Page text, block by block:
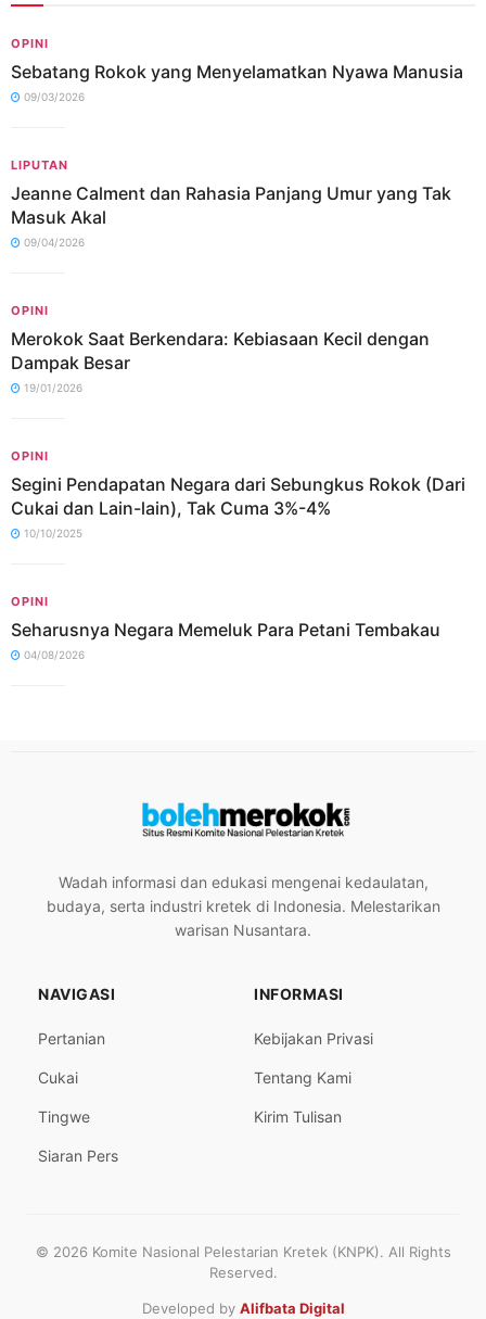
OPINI
Sebatang Rokok yang Menyelamatkan Nyawa Manusia
09/03/2026
LIPUTAN
Jeanne Calment dan Rahasia Panjang Umur yang Tak
Masuk Akal
09/04/2026
OPINI
Merokok Saat Berkendara: Kebiasaan Kecil dengan
Dampak Besar
19/01/2026
OPINI
Segini Pendapatan Negara dari Sebungkus Rokok (Dari
Cukai dan Lain-lain), Tak Cuma 3%-4%
10/10/2025
OPINI
Seharusnya Negara Memeluk Para Petani Tembakau
04/08/2026
Wadah informasi dan edukasi mengenai kedaulatan,
budaya, serta industri kretek di Indonesia. Melestarikan
warisan Nusantara.
NAVIGASI
Pertanian
Cukai
Tingwe
Siaran Pers
INFORMASI
Kebijakan Privasi
Tentang Kami
Kirim Tulisan
© 2026 Komite Nasional Pelestarian Kretek (KNPK). All Rights
Reserved.
Developed by Alifbata Digital